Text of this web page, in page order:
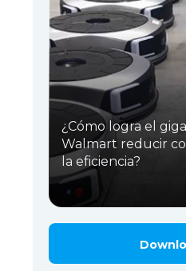
¿Cómo logra el
Walmart reducir
la eficiencia?